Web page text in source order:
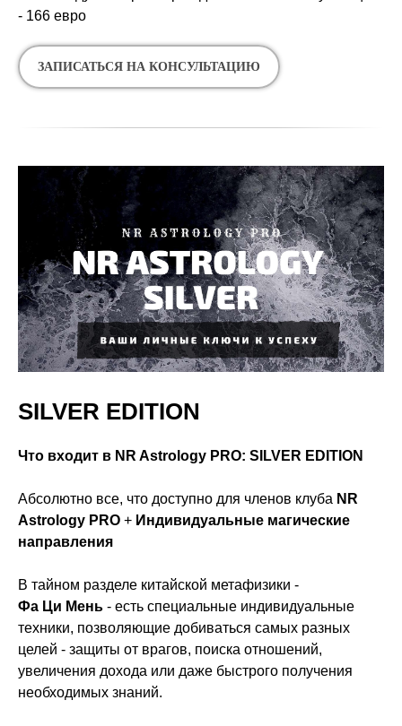
- 166 евро
ЗАПИСАТЬСЯ НА КОНСУЛЬТАЦИЮ
SILVER EDITION
Что входит в NR Astrology PRO: SILVER EDITION
Абсолютно все, что доступно для членов клуба NR
Astrology PRO + Индивидуальные магические
направления
В тайном разделе китайской метафизики -
Фа Ци Мень - есть специальные индивидуальные
техники, позволяющие добиваться самых разных
целей - защиты от врагов, поиска отношений,
увеличения дохода или даже быстрого получения
необходимых знаний.